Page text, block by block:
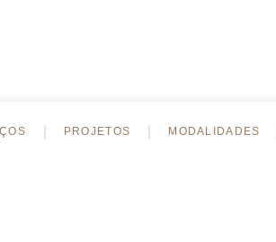
PROJETOS MODALIDADES